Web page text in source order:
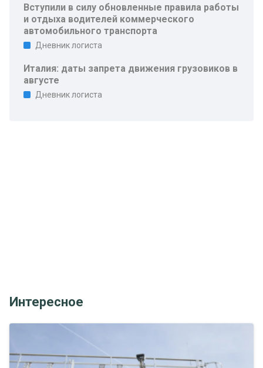
Вступили в силу обновленные правила работы
и отдыха водителей коммерческого
автомобильного транспорта
Дневник логиста
Италия: даты запрета движения грузовиков в
августе
Дневник логиста
Интересное